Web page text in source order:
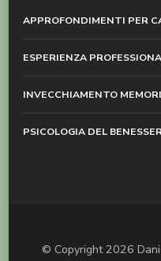
APPROFONDIMENTI PER
ESPERIENZA
INVECCHIAMENTO
PSICOLOGIA DEL
© Copyright 2026